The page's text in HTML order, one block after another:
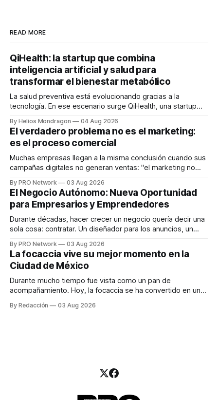
READ MORE
QiHealth: la startup que combina
inteligencia artificial y salud para
transformar el bienestar metabólico
La salud preventiva está evolucionando gracias a la
tecnología. En ese escenario surge QiHealth, una startup
dispositivos inteligentes, inteligencia artificial y monitoreo
en tiempo real para ayudar a las personas a tomar mejores
decisiones sobre su salud metabólica. Su propuesta busca
responder
By Helios Mondragon 04 Aug 2026
El verdadero problema no es el marketing:
es el proceso comercial
Muchas empresas llegan a la misma conclusión cuando sus
campañas digitales no generan ventas: "el marketing no
INTERIUS, el problema suele estar en otro lugar. Durante
una entrevista para el podcast SER PRO, el especialista en
marketing digital explicó que
By PRO Network 03 Aug 2026
El Negocio Autónomo: Nueva Oportunidad
para Empresarios y Emprendedores
Durante décadas, hacer crecer un negocio quería decir una
sola cosa: contratar. Un diseñador para los anuncios, un
para los textos, alguien que supiera de publicidad digital
para encontrar prospectos, un vendedor para atender
llamadas y mensajes, y —con suerte— una persona
By PRO Network 03 Aug 2026
La focaccia vive su mejor momento en la
Ciudad de México
Durante mucho tiempo fue vista como un pan de
acompañamiento. Hoy, la focaccia se ha convertido en uno
artesanal, ingredientes de calidad y experiencias que
By Redacción 03 Aug 2026